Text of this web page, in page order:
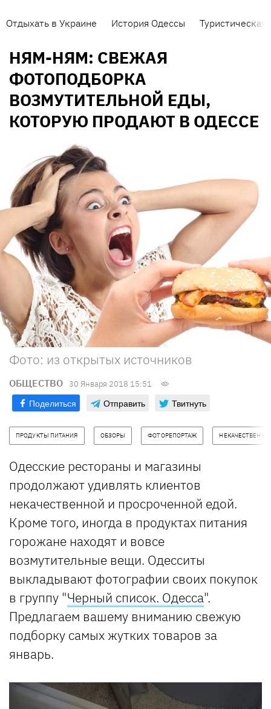
Отдыхать в Украине История Одессы Туристическая
НЯМ-НЯМ: CВЕЖАЯ
ФОТОПОДБОРКА
ВОЗМУТИТЕЛЬНОЙ ЕДЫ,
КОТОРУЮ ПРОДАЮТ В ОДЕССЕ
Фото: из открытых источников
ОБЩЕСТВО 30 Января 2018 15:51
Поделиться Отправить Твитнуть
ПРОДУКТЫ ПИТАНИЯ ОБЗОРЫ ФОТОРЕПОРТАЖ
Одесские рестораны и магазины
продолжают удивлять клиентов
некачественной и просроченной едой.
Кроме того, иногда в продуктах питания
горожане находят и вовсе
возмутительные вещи. Одесситы
выкладывают фотографии своих покупок
в группу "Черный список. Одесса".
Предлагаем вашему вниманию свежую
подборку самых жутких товаров за
январь.